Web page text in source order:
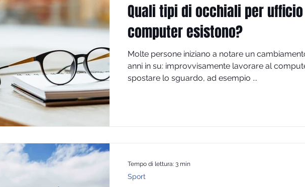
Quali tipi di occhiali per
computer esistono?
Molte persone iniziano a notare un
anni in su: improvvisamente lavorare al
spostare lo sguardo, ad esempio ...
Sport
Tempo di lettura: 3 min